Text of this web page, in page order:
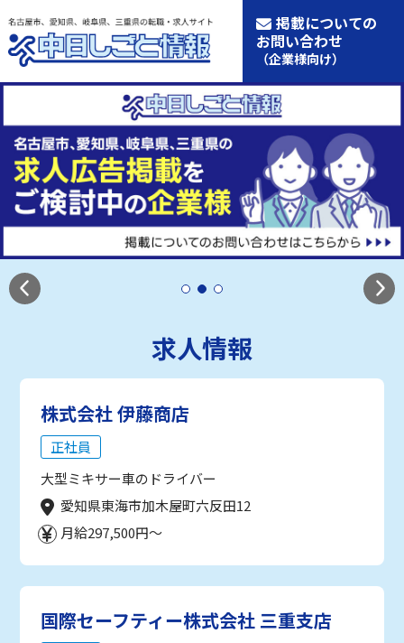
掲載についての
お問い合わせ
（企業様向け）
求人情報
株式会社 伊藤商店
正社員
大型ミキサー車のドライバー
愛知県東海市加木屋町六反田12
月給297,500円～
国際セーフティー株式会社 三重支店